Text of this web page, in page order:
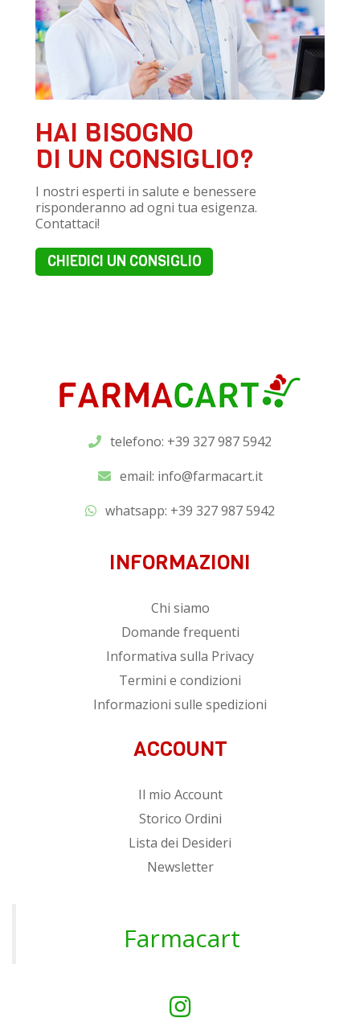
HAI BISOGNO
DI UN CONSIGLIO?
I nostri esperti in salute e benessere
risponderanno ad ogni tua esigenza.
Contattaci!
CHIEDICI UN CONSIGLIO
telefono: +39 327 987 5942
email: info@farmacart.it
whatsapp: +39 327 987 5942
INFORMAZIONI
Chi siamo
Domande frequenti
Informativa sulla Privacy
Termini e condizioni
Informazioni sulle spedizioni
ACCOUNT
Il mio Account
Storico Ordini
Lista dei Desideri
Newsletter
Farmacart